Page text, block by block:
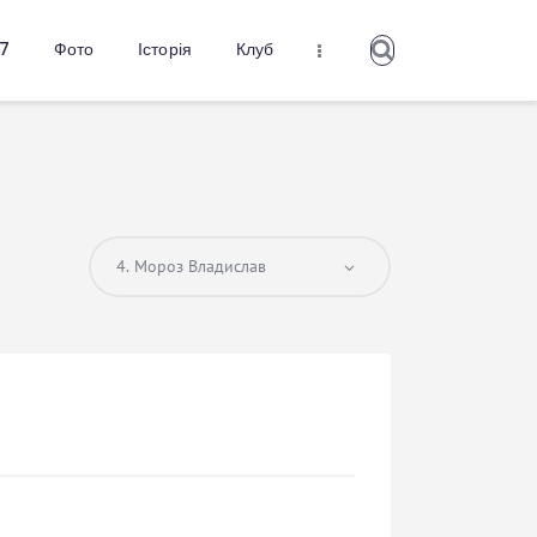
Фото Історія Клуб